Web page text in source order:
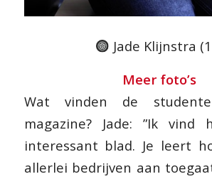
Jade Klijnstra
Meer foto’s
Wat vinden de
magazine? Jade: ”Ik vind
interessant blad. Je leert
allerlei bedrijven aan